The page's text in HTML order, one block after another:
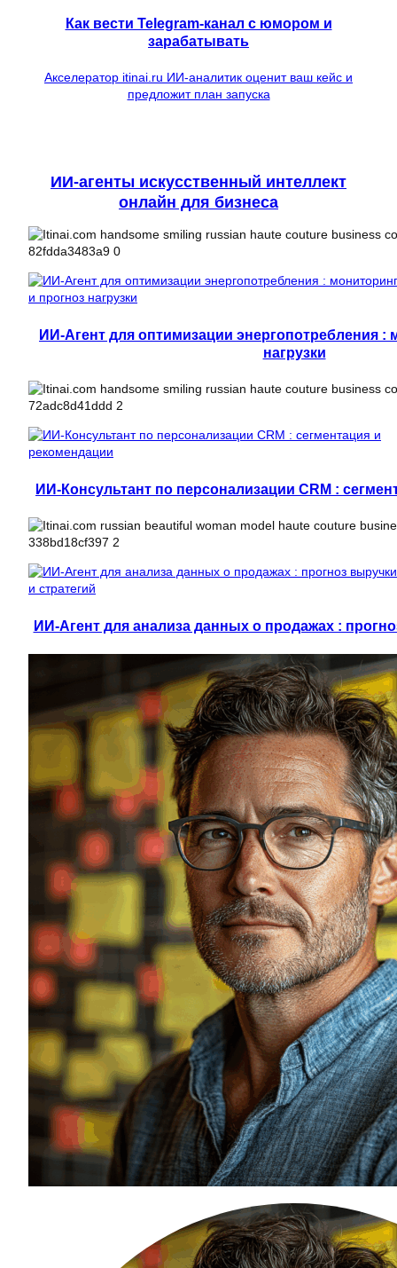
Как вести Telegram-канал с юмором и
зарабатывать
Акселератор itinai.ru ИИ-аналитик оценит ваш кейс и
предложит план запуска
ИИ-агенты искусственный интеллект
онлайн для бизнеса
ИИ-Агент для оптимизации энергопотребления :
нагрузки
ИИ-Консультант по персонализации CRM :
ИИ-Агент для анализа данных о продажах :